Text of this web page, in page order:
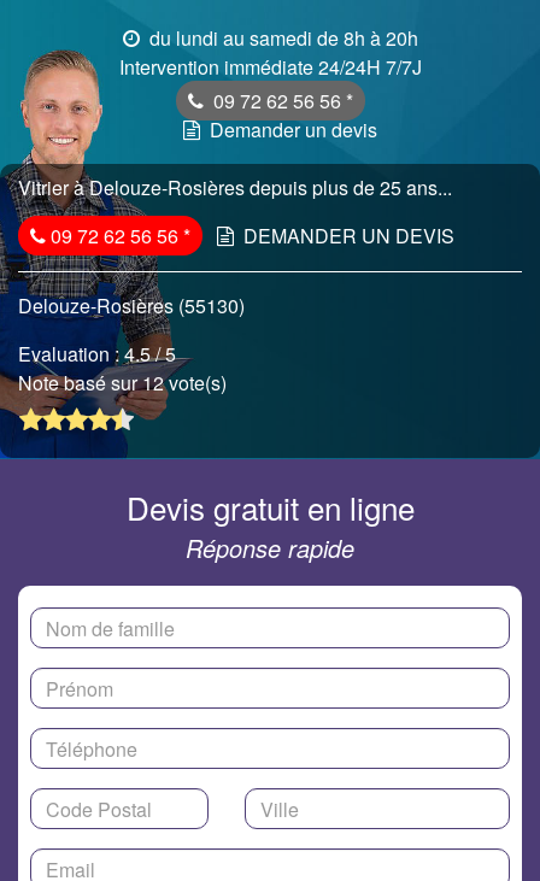
du lundi au samedi de 8h à 20h
Intervention immédiate 24/24H 7/7J
09 72 62 56 56 *
Demander un devis
Vitrier à Delouze-Rosières depuis plus de 25 ans...
09 72 62 56 56* DEMANDER UN DEVIS
Delouze-Rosières (55130)
Evaluation :4.5/ 5
Note basé sur 12 vote(s)
Devis gratuit en ligne
Réponse rapide